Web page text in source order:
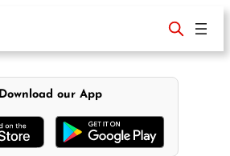
Download our App